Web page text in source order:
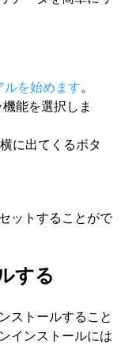
を始めます。
能を選択しま
に出てくるボタ
ットすることがで
する
ストールすること
インストールには